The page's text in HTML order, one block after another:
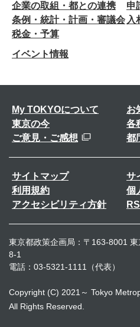
企業の取組・都との連携
申
条例・統計・計画・審議会 入
税金・予算
イベント情報
My TOKYOについて
お
東京の今
各
ご意見・ご感想
都
サイトマップ
サ
利用規約
個
アクセシビリティ方針
東京都政策企画局：〒163-8001
8-1
電話：03-5321-1111（代表）
Copyright (C) 2021～ Tokyo
All Rights Reserved.